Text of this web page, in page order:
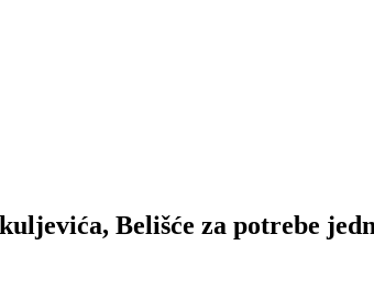
Belišće za potrebe